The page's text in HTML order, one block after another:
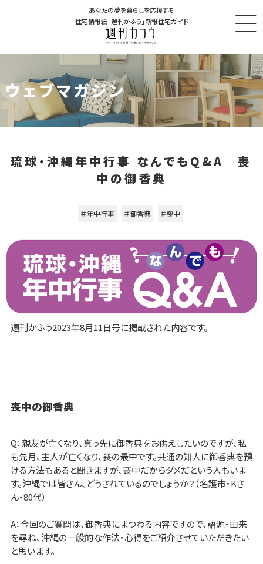
あなたの夢を暮らしを応援する
住宅情報紙「週刊かふう」新報住宅ガイド
ウェブマガジン
琉球・沖縄年中行事 なんでもQ&A 喪
中の御香典
＃年中行事 ＃御香典 ＃喪中
週刊かふう2023年8月11日号に掲載された内容です。
喪中の御香典
Q：親友が亡くなり、真っ先に御香典をお供えしたいのですが、私
も先月、主人が亡くなり、喪の最中です。共通の知人に御香典を預
ける方法もあると聞きますが、喪中だからダメだという人もいま
す。沖縄では皆さん、どうされているのでしょうか？（名護市・Kさ
ん・80代）
A：今回のご質問は、御香典にまつわる内容ですので、語源・由来
を尋ね、沖縄の一般的な作法・心得をご紹介させていただきたい
と思います。